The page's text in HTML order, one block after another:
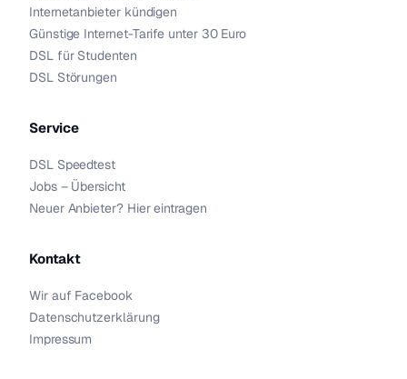
Internetanbieter kündigen
Günstige Internet-Tarife unter 30 Euro
DSL für Studenten
DSL Störungen
Service
DSL Speedtest
Jobs – Übersicht
Neuer Anbieter? Hier eintragen
Kontakt
Wir auf Facebook
Datenschutzerklärung
Impressum